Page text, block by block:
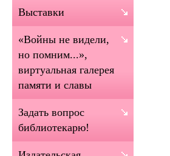
Выставки
«Войны не видели,
но помним...»,
виртуальная галерея
памяти и славы
Задать вопрос
библиотекарю!